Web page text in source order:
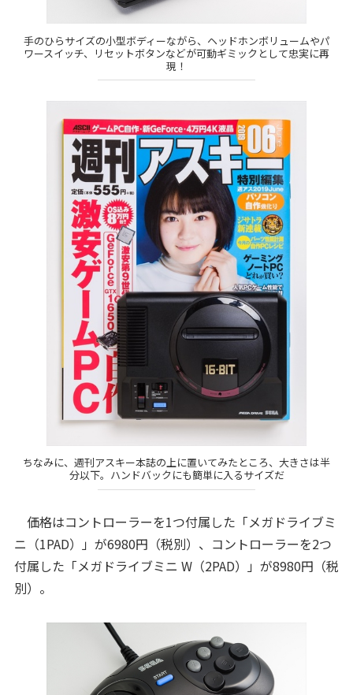
手のひらサイズの小型ボディーながら、ヘッドホンボリュームやパ
ワースイッチ、リセットボタンなどが可動ギミックとして忠実に再
現！
ちなみに、週刊アスキー本誌の上に置いてみたところ、大きさは半
分以下。ハンドバックにも簡単に入るサイズだ
価格はコントローラーを1つ付属した「メガドライブミ
ニ（1PAD）」が6980円（税別）、コントローラーを2つ
付属した「メガドライブミニ W（2PAD）」が8980円（税
別）。